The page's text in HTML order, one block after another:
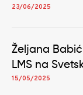
23/06/2025
Željana
LMS na
15/05/2025